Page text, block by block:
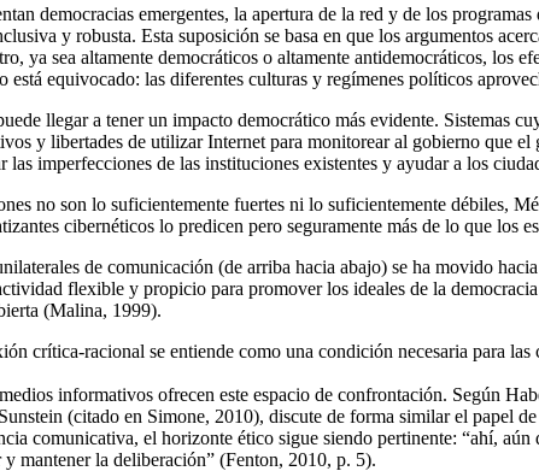
democracias emergentes, la apertura de la red y de los
y robusta. Esta suposición se basa en que los argumentos
ya sea altamente democráticos o altamente antidemocráticos, los
equivocado: las diferentes culturas y regímenes políticos
llegar a tener un impacto democrático más evidente. Sistemas
y libertades de utilizar Internet para monitorear al gobierno que
imperfecciones de las instituciones existentes y ayudar a los
no son lo suficientemente fuertes ni lo suficientemente débiles,
cibernéticos lo predicen pero seguramente más de lo que los
de comunicación (de arriba hacia abajo) se ha movido
flexible y propicio para promover los ideales de la
(Malina, 1999).
crítica-racional se entiende como una condición necesaria para
informativos ofrecen este espacio de confrontación. Según
(citado en Simone, 2010), discute de forma similar el papel
comunicativa, el horizonte ético sigue siendo pertinente: “ahí,
mantener la deliberación” (Fenton, 2010, p. 5).